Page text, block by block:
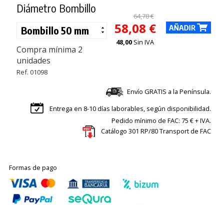
Diámetro Bombillo
Compra mínima 2
unidades
Ref. 01098
64,78 €
58,08 €
48,00 Sin IVA
Envío GRATIS a la Península.
Entrega en 8-10 días laborables, según disponibilidad.
Pedido mínimo de FAC: 75 € + IVA.
Catálogo 301 RP/80 Transport de FAC
Formas de pago